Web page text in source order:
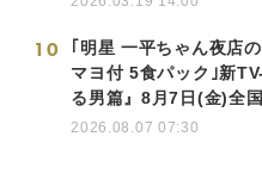
10
｢明星 一平ちゃん夜店
マヨ付 5食パック｣新
る男篇』8月7日(金)全
2026.08.07 07:30